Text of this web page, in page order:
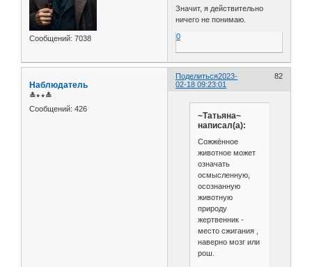
Сообщений: 7038
Значит, я действительно
ничего не понимаю.
0
Поделиться 82
2023-
02-18 09:23:01
Наблюдатель
≛⋆⋆≛
Сообщений: 426
~Татьяна~
написал(а):
Сожжённое
животное может
означать
осмысленную,
осознанную
животную
природу
жертвенник -
место сжигания ,
наверно мозг или
рош.